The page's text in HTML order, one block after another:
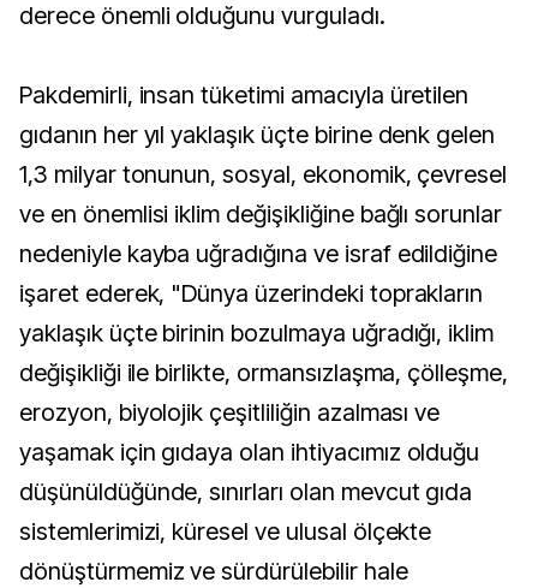
derece önemli olduğunu vurguladı.
Pakdemirli, insan tüketimi amacıyla üretilen
gıdanın her yıl yaklaşık üçte birine denk gelen
1,3 milyar tonunun, sosyal, ekonomik, çevresel
ve en önemlisi iklim değişikliğine bağlı sorunlar
nedeniyle kayba uğradığına ve israf edildiğine
işaret ederek, "Dünya üzerindeki toprakların
yaklaşık üçte birinin bozulmaya uğradığı, iklim
değişikliği ile birlikte, ormansızlaşma, çölleşme,
erozyon, biyolojik çeşitliliğin azalması ve
yaşamak için gıdaya olan ihtiyacımız olduğu
düşünüldüğünde, sınırları olan mevcut gıda
sistemlerimizi, küresel ve ulusal ölçekte
dönüştürmemiz ve sürdürülebilir hale